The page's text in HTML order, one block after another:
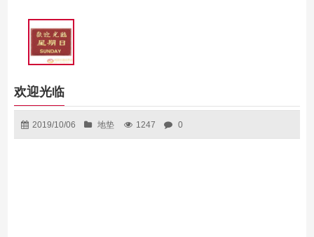
欢迎光临
2019/10/06 地垫 1247 0